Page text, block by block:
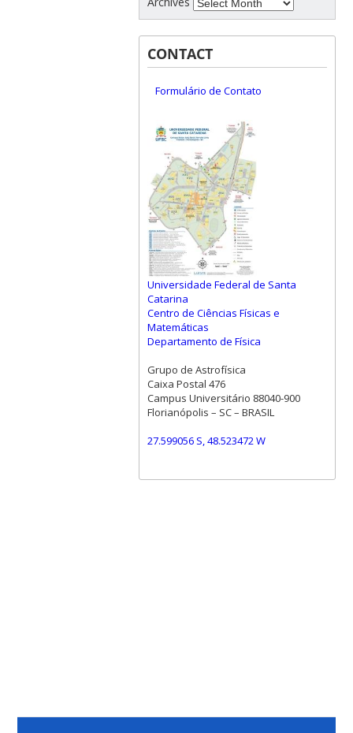
CONTACT
Formulário de Contato
Universidade Federal de Santa
Catarina
Centro de Ciências Físicas e
Matemáticas
Departamento de Física
Grupo de Astrofísica
Caixa Postal 476
Campus Universitário 88040-900
Florianópolis – SC – BRASIL
27.599056 S, 48.523472 W